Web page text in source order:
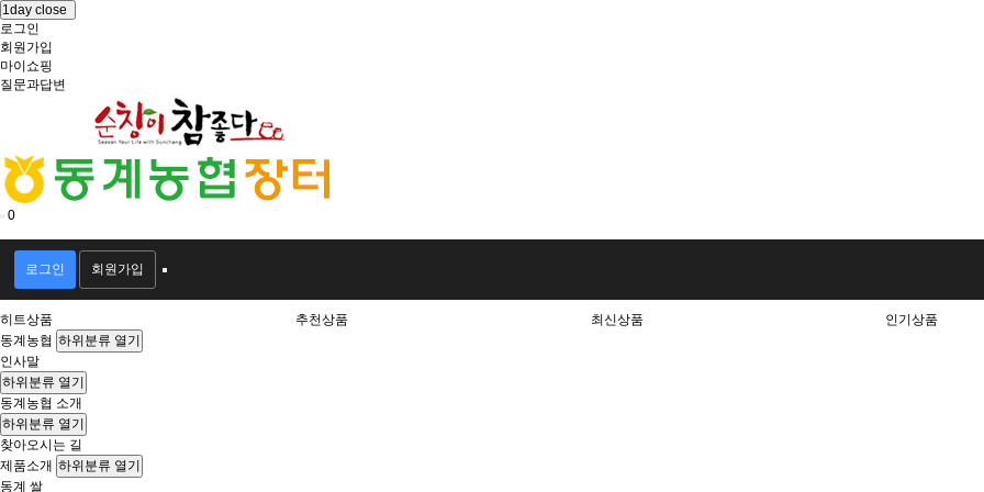
1day close
로그인
회원가입
마이쇼핑
질문과답변
0
회
로
그
인
로그인 회원가입
히트상품 추천상품 최신상품
인기상품
동계농협 하위분류 열기
인사말
하위분류 열기
동계농협 소개
하위분류 열기
찾아오시는 길
제품소개 하위분류 열기
동계 쌀